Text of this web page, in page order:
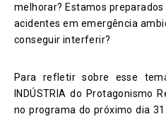
melhorar? Estamos
acidentes em emergência
conseguir interferir?
Para refletir sobre esse
INDÚSTRIA do Protagonismo
no programa do próximo dia